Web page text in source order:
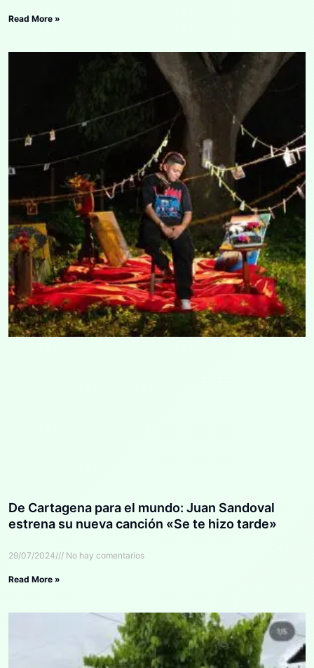
Read More »
De Cartagena para el mundo: Juan Sandoval
estrena su nueva canción «Se te hizo tarde»
29/07/2024 No hay comentarios
Read More »